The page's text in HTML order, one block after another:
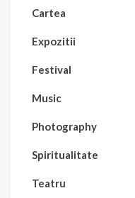
Cartea
Expozitii
Festival
Music
Photography
Spiritualitate
Teatru